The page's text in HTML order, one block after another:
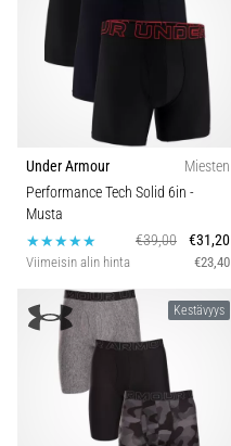
Under Armour
Miesten
Performance Tech Solid 6in -
Musta
€39,00
€31,20
Viimeisin alin hinta €23,40
Kestävyys